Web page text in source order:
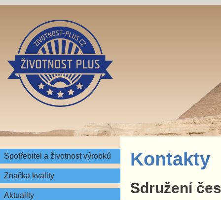
Spotřebitel a životnost výrobků
Značka kvality
Aktuality
Kontakty
Sdružení